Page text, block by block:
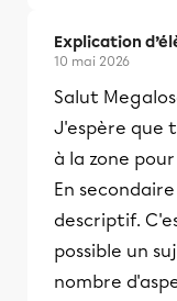
Explication
10 mai 2026
Salut
J'espère que
à la zone
En
descriptif.
possible un
nombre